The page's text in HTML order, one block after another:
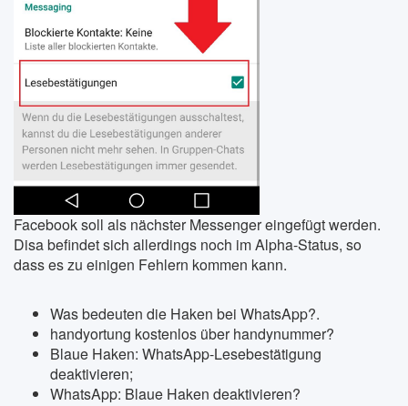
Facebook soll als nächster Messenger eingefügt werden.
Disa befindet sich allerdings noch im Alpha-Status, so
dass es zu einigen Fehlern kommen kann.
Was bedeuten die Haken bei WhatsApp?.
handyortung kostenlos über handynummer?
Blaue Haken: WhatsApp-Lesebestätigung
deaktivieren;
WhatsApp: Blaue Haken deaktivieren?